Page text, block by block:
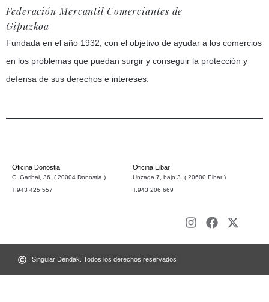
Federación Mercantil Comerciantes de
Gipuzkoa
Fundada en el año 1932, con el objetivo de ayudar a los comercios
en los problemas que puedan surgir y conseguir la protección y
defensa de sus derechos e intereses.
Oficina Donostia
C. Garibai, 36 ( 20004 Donostia )
T.943 425 557
Oficina Eibar
Unzaga 7, bajo 3 ( 20600 Eibar )
T.943 206 669
Singular Dendak. Todos los derechos reservados